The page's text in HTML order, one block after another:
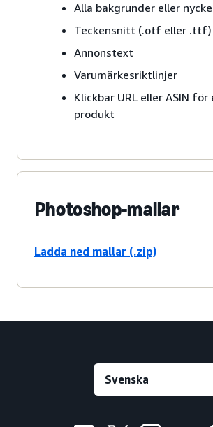
Alla bakgrunder eller
Teckensnitt (.otf eller .ttf)
Annonstext
Varumärkesriktlinjer
Klickbar URL eller ASIN
produkt
Photoshop-mallar
Ladda ned mallar (.zip)